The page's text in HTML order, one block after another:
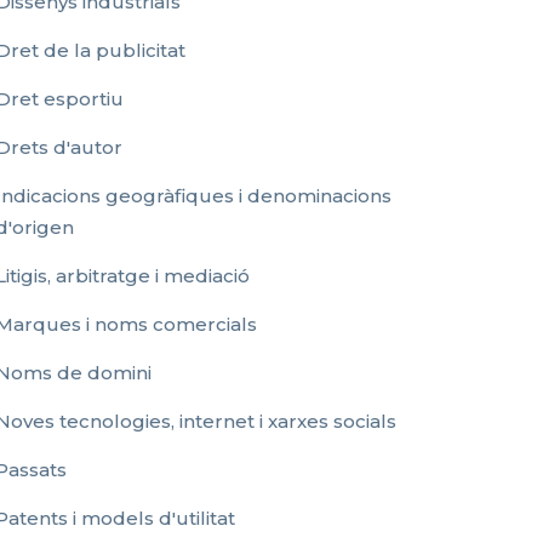
de la publicitat
esportiu
d'autor
geogràfiques i denominacions
arbitratge i mediació
i noms comercials
de domini
tecnologies, internet i xarxes socials
i models d'utilitat